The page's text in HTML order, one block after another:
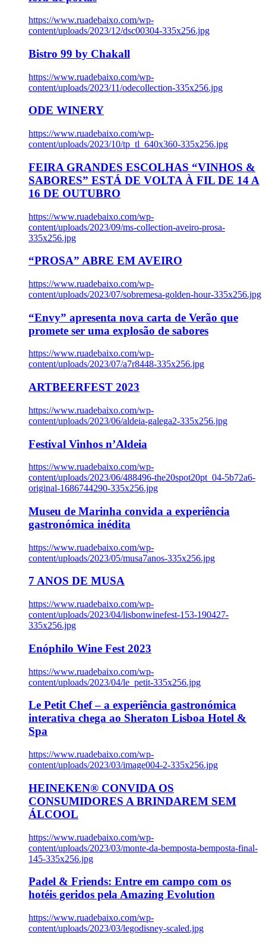
https://www.ruadebaixo.com/wp-
content/uploads/2023/12/dsc00304-335x256.jpg
Bistro 99 by Chakall
https://www.ruadebaixo.com/wp-
content/uploads/2023/11/odecollection-335x256.jpg
ODE WINERY
https://www.ruadebaixo.com/wp-
content/uploads/2023/10/tp_tl_640x360-335x256.jpg
FEIRA GRANDES ESCOLHAS “VINHOS &
SABORES” ESTÁ DE VOLTA À FIL DE 14 A
16 DE OUTUBRO
https://www.ruadebaixo.com/wp-
content/uploads/2023/09/ms-collection-aveiro-prosa-
335x256.jpg
“PROSA” ABRE EM AVEIRO
https://www.ruadebaixo.com/wp-
content/uploads/2023/07/sobremesa-golden-hour-335x256.jpg
“Envy” apresenta nova carta de Verão que
promete ser uma explosão de sabores
https://www.ruadebaixo.com/wp-
content/uploads/2023/07/a7r8448-335x256.jpg
ARTBEERFEST 2023
https://www.ruadebaixo.com/wp-
content/uploads/2023/06/aldeia-galega2-335x256.jpg
Festival Vinhos n’Aldeia
https://www.ruadebaixo.com/wp-
content/uploads/2023/06/488496-the20spot20pt_04-5b72a6-
original-1686744290-335x256.jpg
Museu de Marinha convida a experiência
gastronómica inédita
https://www.ruadebaixo.com/wp-
content/uploads/2023/05/musa7anos-335x256.jpg
7 ANOS DE MUSA
https://www.ruadebaixo.com/wp-
content/uploads/2023/04/lisbonwinefest-153-190427-
335x256.jpg
Enóphilo Wine Fest 2023
https://www.ruadebaixo.com/wp-
content/uploads/2023/04/le_petit-335x256.jpg
Le Petit Chef – a experiência gastronómica
interativa chega ao Sheraton Lisboa Hotel &
Spa
https://www.ruadebaixo.com/wp-
content/uploads/2023/03/image004-2-335x256.jpg
HEINEKEN® CONVIDA OS
CONSUMIDORES A BRINDAREM SEM
ÁLCOOL
https://www.ruadebaixo.com/wp-
content/uploads/2023/03/monte-da-bemposta-bemposta-final-
145-335x256.jpg
Padel & Friends: Entre em campo com os
hotéis geridos pela Amazing Evolution
https://www.ruadebaixo.com/wp-
content/uploads/2023/03/legodisney-scaled.jpg